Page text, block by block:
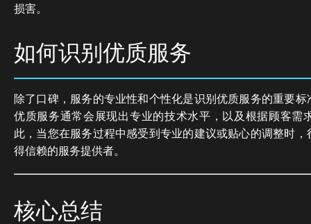
损害。
如何识别优质服务
除了口碑，服务的专业性和个性化是识别优质服务的重要
优质服务通常会展现出专业的技术水平，以及根据顾客需
此，当您在服务过程中感受到专业的建议或贴心的调整时
得信赖的服务提供者。
核心总结